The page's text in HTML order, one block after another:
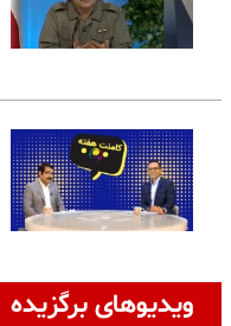
ویدیوهای برگزیده